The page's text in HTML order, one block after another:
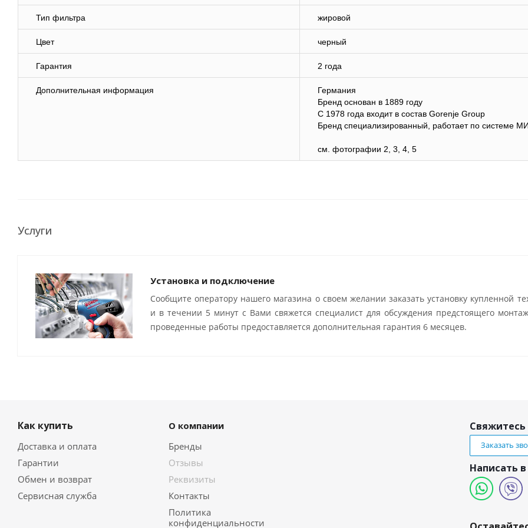
Тип фильтра жировой
Цвет черный
Гарантия 2 года
Дополнительная информация
Германия
Бренд основан в 1889 году
С 1978 года входит в состав Gorenje Group
Бренд специализированный, работает по системе
см. фотографии 2, 3, 4, 5
Услуги
Установка и подключение
Сообщите оператору нашего магазина о своем желании заказать установку купленной
и в течении 5 минут с Вами свяжется специалист для обсуждения предстоящего
проведенные работы предоставляется дополнительная гарантия 6 месяцев.
Как купить
Доставка и оплата
Гарантии
Обмен и возврат
Сервисная служба
О компании
Бренды
Отзывы
Реквизиты
Контакты
Политика
конфиденциальности
Свяжитесь
Заказать
Написать